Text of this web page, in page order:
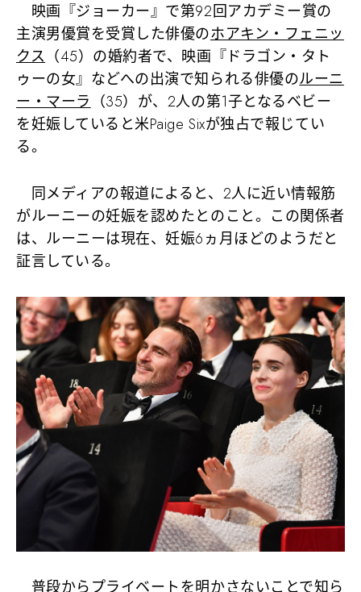
映画『ジョーカー』で第92回アカデミー賞の
主演男優賞を受賞した俳優のホアキン・フェニッ
クス （45）の婚約者で、映画『ドラゴン・タト
ゥーの女』などへの出演で知られる俳優のルーニ
ー・マーラ（35）が、2人の第1子となるベビー
を妊娠していると米Paige Sixが独占で報じてい
る。
同メディアの報道によると、2人に近い情報筋
がルーニーの妊娠を認めたとのこと。この関係者
は、ルーニーは現在、妊娠6ヵ月ほどのようだと
証言している。
普段からプライベートを明かさないことで知ら